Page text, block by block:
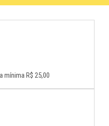
mínima R$ 25,00